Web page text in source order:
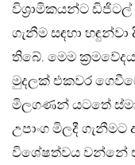
විශ්‍රාමිකයන්ට ඩිජිටල්
ගැනීම සඳහා හඳුන්වා
තිබේ. මෙම
මුදලක් එකවර
මිලගණන් යටතේ
උපාංග මිලදී
විශේෂත්වය වන්නේ